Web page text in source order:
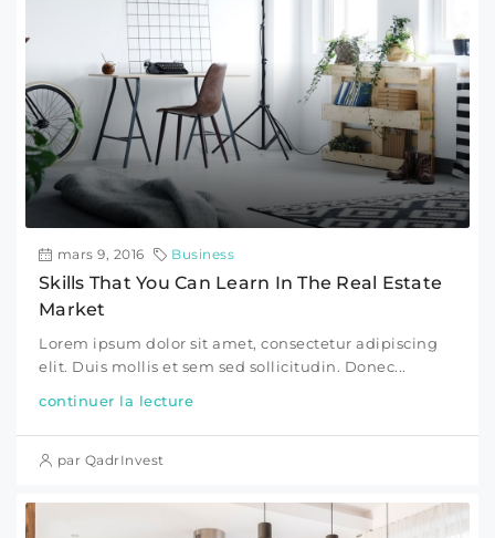
mars 9, 2016 Business
Skills That You Can Learn In The Real Estate
Market
Lorem ipsum dolor sit amet, consectetur adipiscing
elit. Duis mollis et sem sed sollicitudin. Donec...
continuer la lecture
par QadrInvest